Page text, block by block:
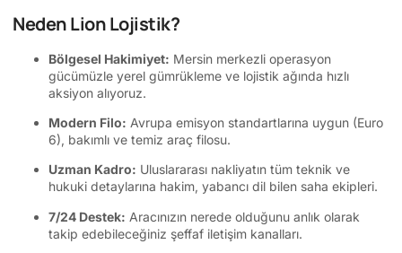
Neden Lion Lojistik?
Bölgesel Hakimiyet: Mersin merkezli operasyon
gücümüzle yerel gümrükleme ve lojistik ağında hızlı
aksiyon alıyoruz.
Modern Filo: Avrupa emisyon standartlarına uygun (Euro
6), bakımlı ve temiz araç filosu.
Uzman Kadro: Uluslararası nakliyatın tüm teknik ve
hukuki detaylarına hakim, yabancı dil bilen saha ekipleri.
7/24 Destek: Aracınızın nerede olduğunu anlık olarak
takip edebileceğiniz şeffaf iletişim kanalları.